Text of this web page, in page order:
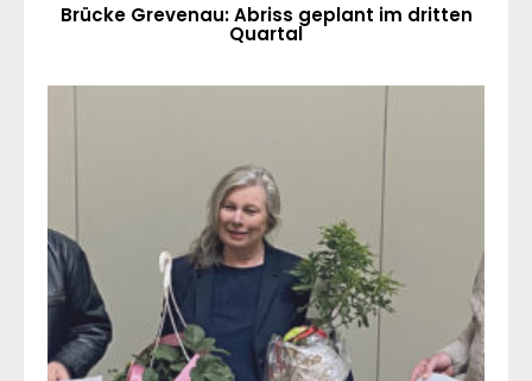
Brücke Grevenau: Abriss geplant im dritten
Quartal